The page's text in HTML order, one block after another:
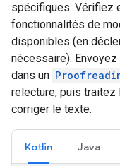
spécifiques. Vérifiez
fonctionnalités de
disponibles (en
nécessaire).
dans un
relecture, puis
corriger le texte.
Kotlin Java